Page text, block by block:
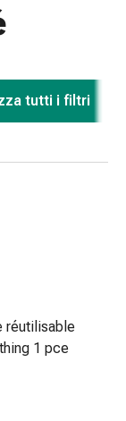
tutti i filtri
réutilisable
1 pce